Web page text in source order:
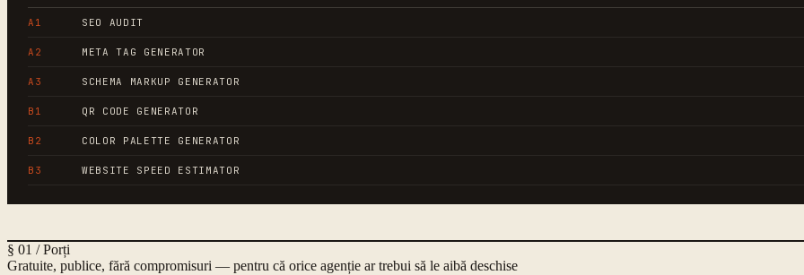
A1 SEO AUDIT
A2 META TAG GENERATOR
A3 SCHEMA MARKUP GENERATOR
B1 QR CODE GENERATOR
B2 COLOR PALETTE GENERATOR
B3 WEBSITE SPEED ESTIMATOR
§ 01 / Porți
Gratuite, publice, fără compromisuri — pentru că orice agenție ar trebui să le aibă deschise